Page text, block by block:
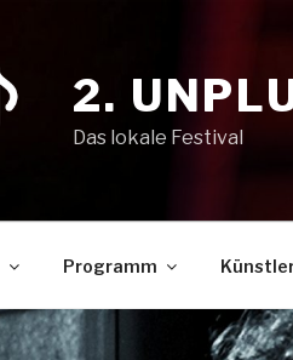
2.
Das lokale Festival
Programm